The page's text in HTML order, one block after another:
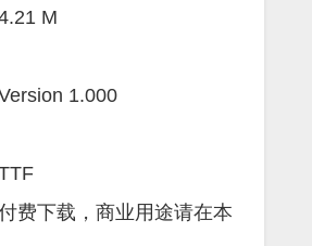
M
1.000
费下载，商业用途请在本